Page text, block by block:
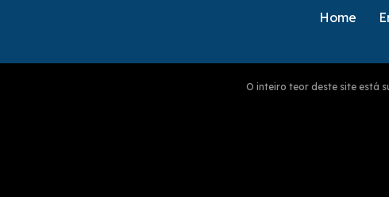
Home
O inteiro teor deste site está